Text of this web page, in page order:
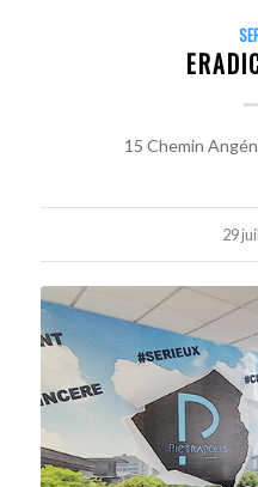
15 Chemin
29